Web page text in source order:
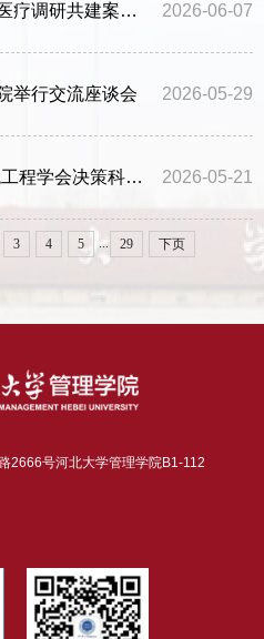
2026-06-07
河北大学管理学院赴十方医疗调研共建案例开发实践基地
2026-05-29
举行交流座谈会
2026-05-21
管理学院主办的“中国系统工程学会决策科学专业委员会第十三届学术年会”在雄安新区举行
3 4 5 29 下页
2666号河北大学管理学院B1-112